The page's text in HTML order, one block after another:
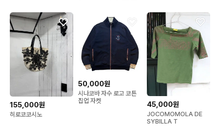
155,000원
히로코코시노
50,000원
시나코바 자수 로고 코튼
집업 자켓
45,000원
JOCOMOMOLA DE
SYBILLA T